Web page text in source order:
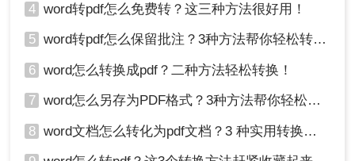
4 word转pdf怎么免费转？这三种方法很好用！
5 word转pdf怎么保留批注？3种方法帮你轻松转换！
6 word怎么转换成pdf？二种方法轻松转换！
7 word怎么另存为PDF格式？3种方法帮你轻松转换!
8 word文档怎么转化为pdf文档？3 种实用转换方法，完美保留原文档格式！